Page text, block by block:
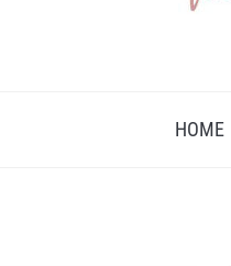
HOME